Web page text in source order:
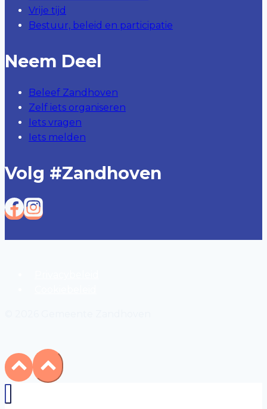
Vrije tijd
Bestuur, beleid en participatie
Neem Deel
Beleef Zandhoven
Zelf iets organiseren
Iets vragen
Iets melden
Volg #zandhoven